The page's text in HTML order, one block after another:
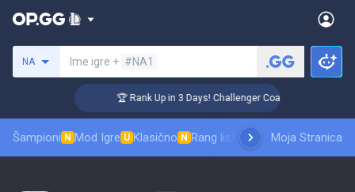
NA Ime igre + #NA1
🏆 Rank Up in 3 Days! Challenger Coaching
Šampioni N Mod Igre U Klasično N Rang lista skinovaRangiranje
Moja Stranica